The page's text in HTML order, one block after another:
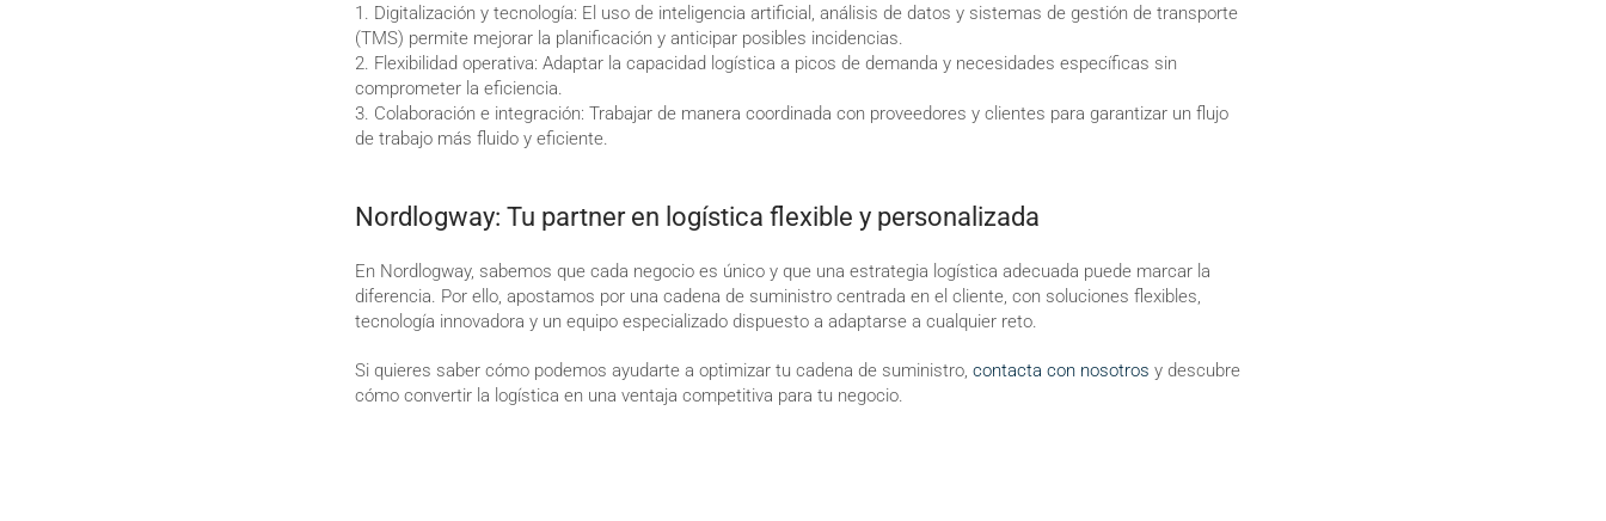
1. Digitalización y tecnología: El uso de inteligencia artificial, análisis de datos y sistemas de gestión de transporte
(TMS) permite mejorar la planificación y anticipar posibles incidencias.
2. Flexibilidad operativa: Adaptar la capacidad logística a picos de demanda y necesidades específicas sin
comprometer la eficiencia.
3. Colaboración e integración: Trabajar de manera coordinada con proveedores y clientes para garantizar un flujo
de trabajo más fluido y eficiente.
Nordlogway: Tu partner en logística flexible y personalizada
En Nordlogway, sabemos que cada negocio es único y que una estrategia logística adecuada puede marcar la
diferencia. Por ello, apostamos por una cadena de suministro centrada en el cliente, con soluciones flexibles,
tecnología innovadora y un equipo especializado dispuesto a adaptarse a cualquier reto.
Si quieres saber cómo podemos ayudarte a optimizar tu cadena de suministro, contacta con nosotros y descubre
cómo convertir la logística en una ventaja competitiva para tu negocio.